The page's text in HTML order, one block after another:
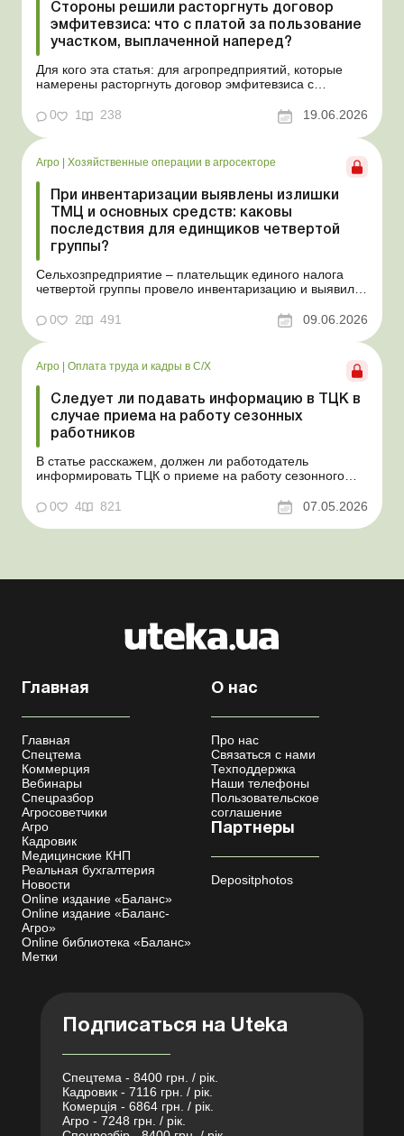
Стороны решили расторгнуть договор
эмфитевзиса: что с платой за пользование
участком, выплаченной наперед?
Для кого эта статья: для агропредприятий, которые
намерены расторгнуть договор эмфитевзиса с
согласию. Усложним эту ситуацию тем, что плата за
пользование земельным участком была выплачена
собственнику наперед за несколько лет. В таком случае
перед эмфит...
0 1 238 19.06.2026
Агро | Хозяйственные операции в агросекторе
При инвентаризации выявлены излишки
ТМЦ и основных средств: каковы
последствия для единщиков четвертой
группы?
Сельхозпредприятие – плательщик единого налога
четвертой группы провело инвентаризацию и выявило
продукции собственного производства, а также
основных средств (далее – ОС). Как повлияют такие
излишки при их оприходовании на долю
сельхозтовар...
0 2 491 09.06.2026
Агро | Оплата труда и кадры в С/Х
Следует ли подавать информацию в ТЦК в
случае приема на работу сезонных
работников
В статье расскажем, должен ли работодатель
информировать ТЦК о приеме на работу сезонного
агропредприятия принимают работников на сезонные
работы. Из-за значительных штрафных санкций за
нарушение порядка ведения воинского учета у
0 4 821 07.05.2026
Главная
Главная
Спецтема
Коммерция
Вебинары
Спецразбор
Агросоветчики
Агро
Кадровик
Медицинские КНП
Реальная бухгалтерия
Новости
Online издание «Баланс»
Online издание «Баланс-
Агро»
Online библиотека «Баланс»
Метки
О нас
Про нас
Связаться с нами
Техподдержка
Наши телефоны
Пользовательское
соглашение
Партнеры
Depositphotos
Подписаться на Uteka
Спецтема - 8400 грн. / рік.
Кадровик - 7116 грн. / рік.
Комерція - 6864 грн. / рік.
Агро - 7248 грн. / рік.